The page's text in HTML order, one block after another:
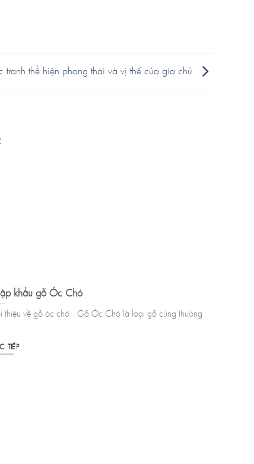
tranh thể hiện phong thái và vị thế của gia chủ
khẩu gỗ Óc Chó
thiệu về gỗ óc chó Gỗ Óc Chó là loại gỗ cứng thường
TIẾP